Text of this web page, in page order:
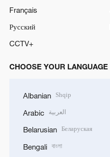
Français
Русский
CCTV+
CHOOSE YOUR LANGUAGE
Albanian Shqip
Arabic العربية
Belarusian Беларуская
Bengali বাংলা